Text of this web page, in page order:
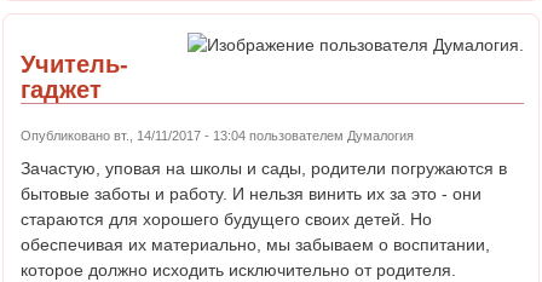
Учитель-
гаджет
Опубликовано вт., 14/11/2017 - 13:04 пользователем Думалогия
Зачастую, уповая на школы и сады, родители погружаются в
бытовые заботы и работу. И нельзя винить их за это - они
стараются для хорошего будущего своих детей. Но
обеспечивая их материально, мы забываем о воспитании,
которое должно исходить исключительно от родителя.